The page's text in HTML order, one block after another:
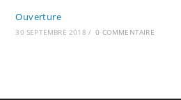
Ouverture
30 SEPTEMBRE 2018 / 0 COMMENTAIRE